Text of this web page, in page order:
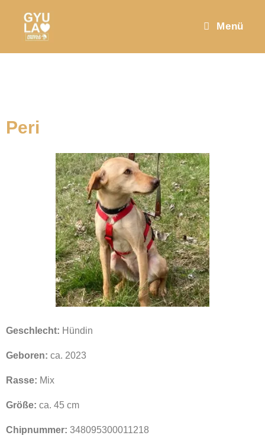
Menü
Peri
Geschlecht: Hündin
Geboren: ca. 2023
Rasse: Mix
Größe: ca. 45 cm
Chipnummer: 348095300011218